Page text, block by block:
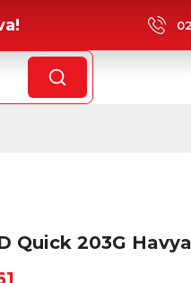
Quick 203G